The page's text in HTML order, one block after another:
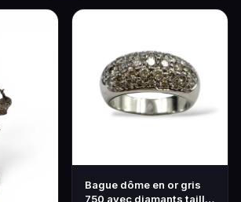
Bague dôme en or gris
750 avec diamants taille